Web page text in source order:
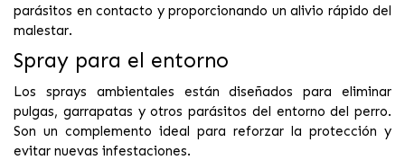
parásitos en contacto y proporcionando un alivio rápido del
malestar.
Spray para el entorno
Los sprays ambientales están diseñados para eliminar
pulgas, garrapatas y otros parásitos del entorno del perro.
Son un complemento ideal para reforzar la protección y
evitar nuevas infestaciones.